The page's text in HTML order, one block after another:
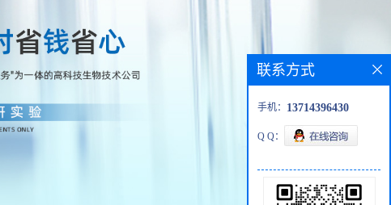
联系方式
手机： 13714396430
Q Q：